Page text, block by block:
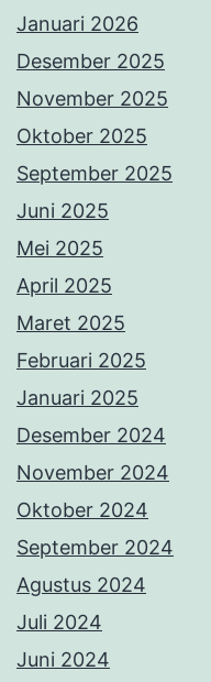
Januari 2026
Desember 2025
November 2025
Oktober 2025
September 2025
Juni 2025
Mei 2025
April 2025
Maret 2025
Februari 2025
Januari 2025
Desember 2024
November 2024
Oktober 2024
September 2024
Agustus 2024
Juli 2024
Juni 2024